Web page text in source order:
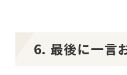
6. 最後に一言